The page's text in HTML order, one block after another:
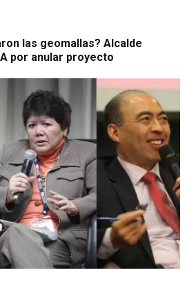
las geomallas? Alcalde
por anular proyecto